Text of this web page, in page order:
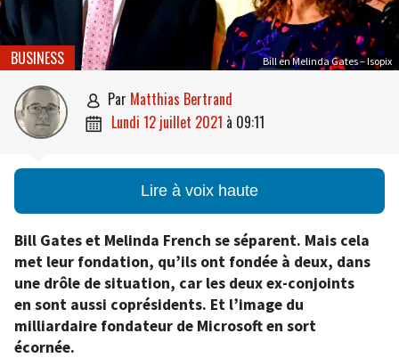
Bill en Melinda Gates – Isopix
BUSINESS
 par Matthias Bertrand
 lundi 12 juillet 2021 à 09:11
Lire à voix haute
Bill Gates et Melinda French se séparent. Mais cela
met leur fondation, qu’ils ont fondée à deux, dans
une drôle de situation, car les deux ex-conjoints
en sont aussi coprésidents. Et l’image du
milliardaire fondateur de Microsoft en sort
écornée.